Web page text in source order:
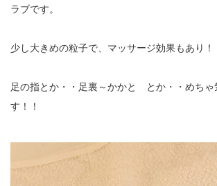
ラブです。
少し大きめの粒子で、マッサージ効果もあり！
足の指とか・・足裏～かかと とか・・めちゃ
す！！